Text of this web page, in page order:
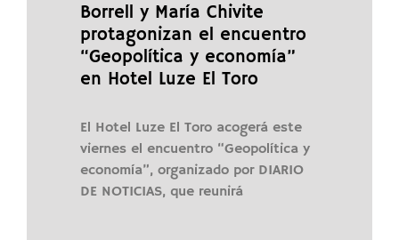
Borrell y María Chivite
protagonizan el encuentro
“Geopolítica y economía”
en Hotel Luze El Toro
El Hotel Luze El Toro acogerá este
viernes el encuentro “Geopolítica y
economía”, organizado por DIARIO
DE NOTICIAS, que reunirá